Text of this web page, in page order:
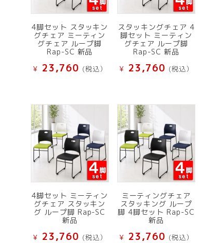
4脚セット スタッキン
グチェア ミーティン
グチェア ループ脚
Rap-SC 新品
¥ 23,760 (税込）
スタッキングチェア 4
脚セット ミーティン
グチェア ループ脚
Rap-SC 新品
¥ 23,760 (税込）
4脚セット ミーティン
グチェア スタッキン
グ ループ脚 Rap-SC
新品
¥ 23,760 (税込）
ミーティングチェア
スタッキング ループ
脚 4脚セット Rap-SC
新品
¥ 23,760 (税込）